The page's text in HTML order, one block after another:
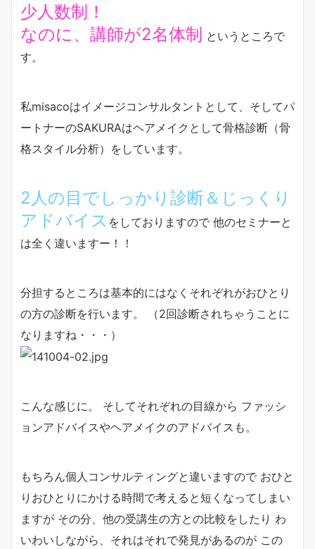
少人数制！
なのに、講師が2名体制 というところで
す。
私misacoはイメージコンサルタントとして、そしてパ
ートナーのSAKURAはヘアメイクとして骨格診断（骨
格スタイル分析）をしています。
2人の目でしっかり診断＆じっくり
アドバイス をしておりますので 他のセミナーと
は全く違いますー！！
分担するところは基本的にはなくそれぞれがおひとり
の方の診断を行います。 （2回診断されちゃうことに
なりますね・・・）
こんな感じに。 そしてそれぞれの目線から ファッシ
ョンアドバイスやヘアメイクのアドバイスも。
もちろん個人コンサルティングと違いますので おひと
りおひとりにかける時間で考えると短くなってしまい
ますが その分、他の受講生の方との比較をしたり わ
いわいしながら、それはそれで発見があるのが この